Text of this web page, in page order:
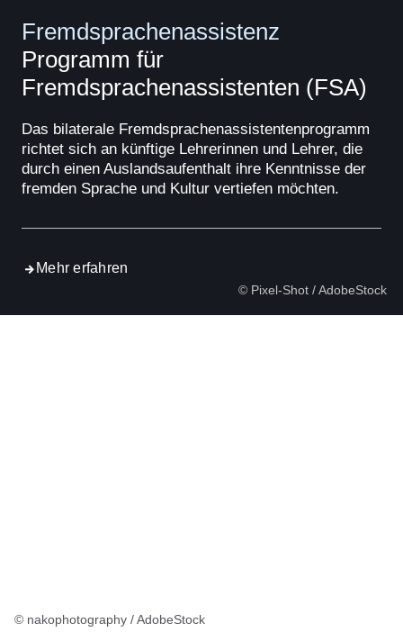
© Pixel-Shot / AdobeStock
Fremdsprachenassistenz
Programm für
Fremdsprachenassistenten (FSA)
Das bilaterale Fremdsprachenassistentenprogramm
richtet sich an künftige Lehrerinnen und Lehrer, die
durch einen Auslandsaufenthalt ihre Kenntnisse der
fremden Sprache und Kultur vertiefen möchten.
Mehr erfahren
© nakophotography / AdobeStock